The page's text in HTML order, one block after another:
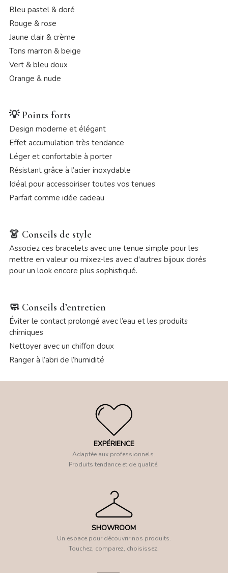
Bleu pastel & doré
Rouge & rose
Jaune clair & crème
Tons marron & beige
Vert & bleu doux
Orange & nude
💡Points forts
Design moderne et élégant
Effet accumulation très tendance
Léger et confortable à porter
Résistant grâce à l’acier inoxydable
Idéal pour accessoiriser toutes vos tenues
Parfait comme idée cadeau
👗 Conseils de style
Associez ces bracelets avec une tenue simple pour les
mettre en valeur ou mixez-les avec d'autres bijoux dorés
pour un look encore plus sophistiqué.
🧼 Conseils d’entretien
Éviter le contact prolongé avec l’eau et les produits
chimiques
Nettoyer avec un chiffon doux
Ranger à l’abri de l’humidité
EXPÉRIENCE
Adaptée aux professionnels.
Produits tendance et de qualité.
SHOWROOM
Un espace pour découvrir nos produits.
Touchez, comparez, choisissez.